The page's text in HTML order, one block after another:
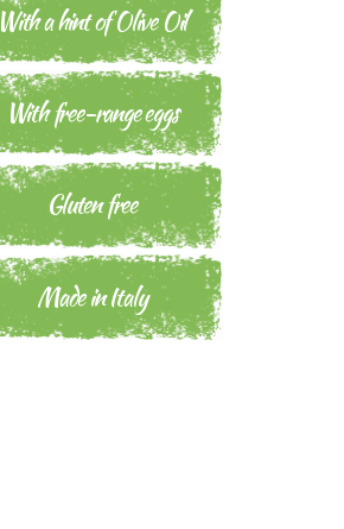
With a hint of Olive Oil
With free-range eggs
Gluten free
Made in Italy